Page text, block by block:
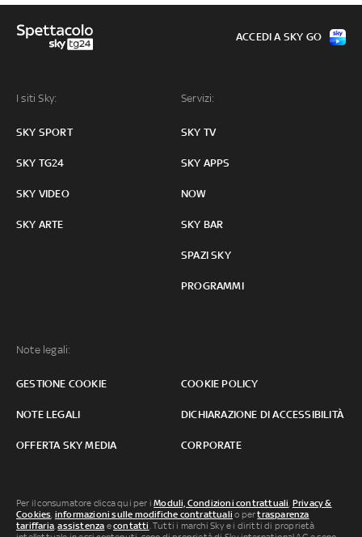
I siti Sky:
SKY SPORT
SKY TG24
SKY VIDEO
SKY ARTE
Servizi:
SKY TV
SKY APPS
NOW
SKY BAR
SPAZI SKY
PROGRAMMI
Note legali:
GESTIONE COOKIE COOKIE POLICY
NOTE LEGALI DICHIARAZIONE DI ACCESSIBILITÀ
OFFERTA SKY MEDIA CORPORATE
ACCEDI A SKY GO
Per il consumatore clicca qui per iModuli, Condizioni contrattuali Privacy &
Cookies informazioni sulle modifiche contrattuali o pertrasparenza
tariffaria ,assistenza econtatti . Tutti i marchi Sky e i diritti di proprietà